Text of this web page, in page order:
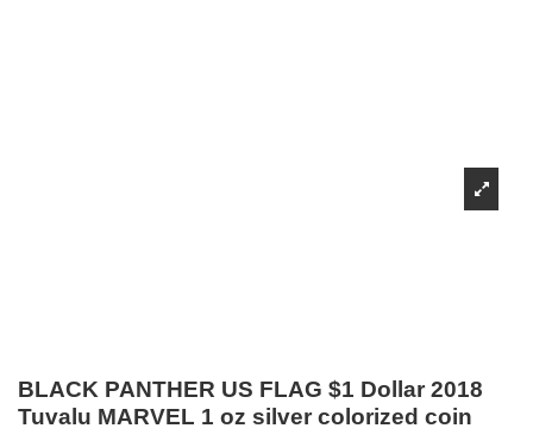
BLACK PANTHER US FLAG $1 Dollar 2018
Tuvalu MARVEL 1 oz silver colorized coin